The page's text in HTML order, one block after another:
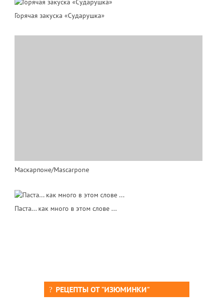
Горячая закуска «Сударушка»
Маскарпоне/Mascarpone
Паста... как много в этом слове ...
РЕЦЕПТЫ ОТ "ИЗЮМИНКИ"